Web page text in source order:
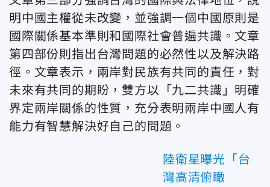
明中國主權從未改變，並強調一個中國原則是
國際關係基本準則和國際社會普遍共識。文章
第四部份則指出台灣問題的必然性以及解決路
徑。文章表示，兩岸對民族有共同的責任，對
未來有共同的期盼，雙方以「九二共識」明確
界定兩岸關係的性質，充分表明兩岸中國人有
能力有智慧解決好自己的問題。
陸衛星曝光「台
灣高清俯瞰